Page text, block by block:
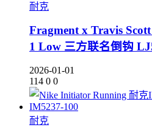
耐克
Fragment x Travis
1 Low 三方联名倒钩
2026-01-01
114 0 0
耐克